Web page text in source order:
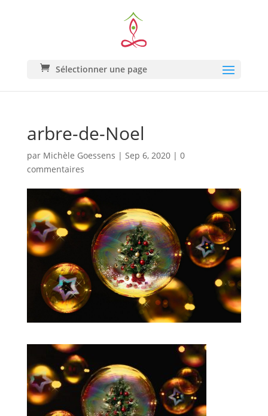
Sélectionner une page
arbre-de-Noel
par Michèle Goessens | Sep 6, 2020| 0
commentaires